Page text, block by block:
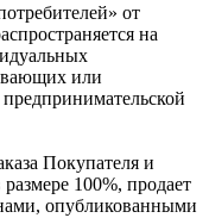
от
на
или
Покупателя и
100%, продает
опубликованными